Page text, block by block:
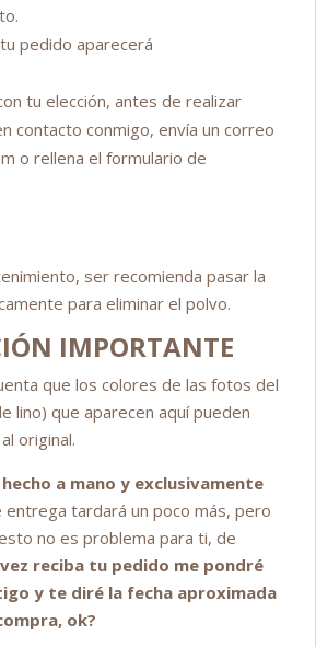
pedido aparecerá
tu elección, antes de realizar
contacto conmigo, envía un correo
o rellena el formulario de
ser recomienda pasar la
para eliminar el polvo.
IMPORTANTE
que los colores de las fotos del
lino) que aparecen aquí pueden
original.
hecho a mano y exclusivamente
entrega tardará un poco más, pero
no es problema para ti, de
reciba tu pedido me pondré
y te diré la fecha aproximada
ok?